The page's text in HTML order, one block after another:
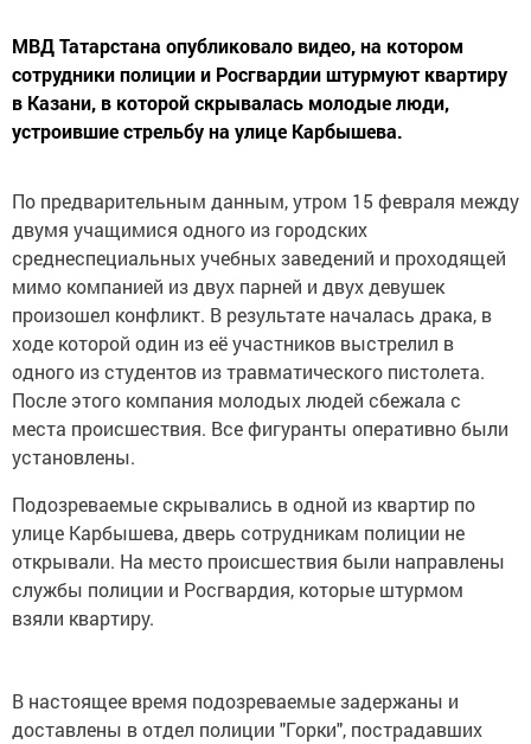
МВД Татарстана опубликовало видео, на котором
сотрудники полиции и Росгвардии штурмуют квартиру
в Казани, в которой скрывалась молодые люди,
устроившие стрельбу на улице Карбышева.
По предварительным данным, утром 15 февраля между
двумя учащимися одного из городских
среднеспециальных учебных заведений и проходящей
мимо компанией из двух парней и двух девушек
произошел конфликт. В результате началась драка, в
ходе которой один из её участников выстрелил в
одного из студентов из травматического пистолета.
После этого компания молодых людей сбежала с
места происшествия. Все фигуранты оперативно были
установлены.
Подозреваемые скрывались в одной из квартир по
улице Карбышева, дверь сотрудникам полиции не
открывали. На место происшествия были направлены
службы полиции и Росгвардия, которые штурмом
взяли квартиру.
В настоящее время подозреваемые задержаны и
доставлены в отдел полиции "Горки", пострадавших